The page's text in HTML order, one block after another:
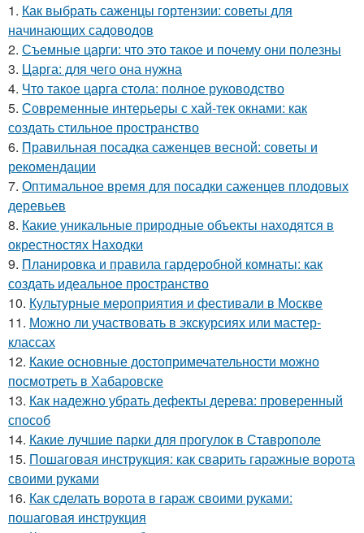
1. Как выбрать саженцы гортензии: советы для
начинающих садоводов
2. Съемные царги: что это такое и почему они полезны
3. Царга: для чего она нужна
4. Что такое царга стола: полное руководство
5. Современные интерьеры с хай-тек окнами: как
создать стильное пространство
6. Правильная посадка саженцев весной: советы и
рекомендации
7. Оптимальное время для посадки саженцев плодовых
деревьев
8. Какие уникальные природные объекты находятся в
окрестностях Находки
9. Планировка и правила гардеробной комнаты: как
создать идеальное пространство
10. Культурные мероприятия и фестивали в Москве
11. Можно ли участвовать в экскурсиях или мастер-
классах
12. Какие основные достопримечательности можно
посмотреть в Хабаровске
13. Как надежно убрать дефекты дерева: проверенный
способ
14. Какие лучшие парки для прогулок в Ставрополе
15. Пошаговая инструкция: как сварить гаражные ворота
своими руками
16. Как сделать ворота в гараж своими руками:
пошаговая инструкция